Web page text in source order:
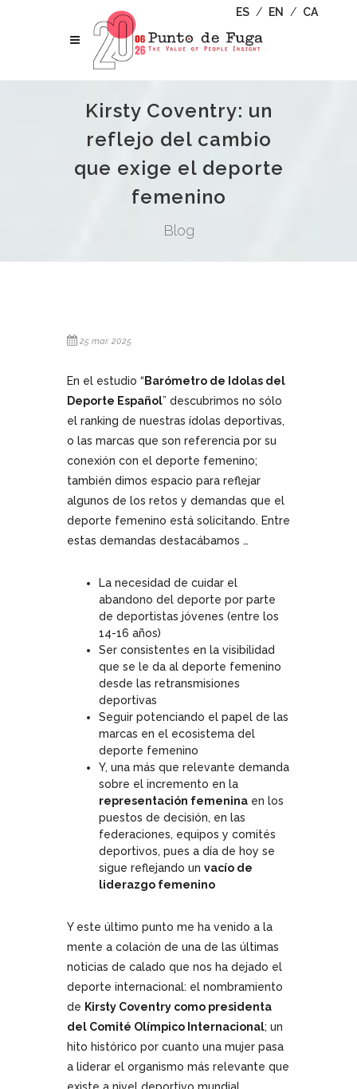
ES / EN / CA
Kirsty Coventry: un
reflejo del cambio
que exige el deporte
femenino
Blog
25 mar. 2025
En el estudio “ Barómetro de Idolas del
Deporte Español” descubrimos no sólo
el ranking de nuestras ídolas deportivas,
o las marcas que son referencia por su
conexión con el deporte femenino;
también dimos espacio para reflejar
algunos de los retos y demandas que el
deporte femenino está solicitando. Entre
estas demandas destacábamos …
La necesidad de cuidar el
abandono del deporte por parte
de deportistas jóvenes (entre los
14-16 años)
Ser consistentes en la visibilidad
que se le da al deporte femenino
desde las retransmisiones
deportivas
Seguir potenciando el papel de las
marcas en el ecosistema del
deporte femenino
Y, una más que relevante demanda
sobre el incremento en la
representación femenina en los
puestos de decisión, en las
federaciones, equipos y comités
deportivos, pues a día de hoy se
sigue reflejando un vacío de
liderazgo femenino
Y este último punto me ha venido a la
mente a colación de una de las últimas
noticias de calado que nos ha dejado el
deporte internacional: el nombramiento
de Kirsty Coventry como presidenta
del Comité Olímpico Internacional; un
hito histórico por cuanto una mujer pasa
a liderar el organismo más relevante que